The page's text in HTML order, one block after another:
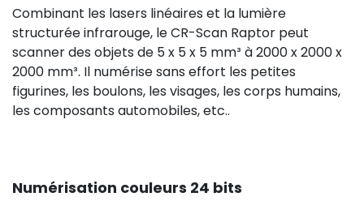
Combinant les lasers linéaires et la lumière
structurée infrarouge, le CR-Scan Raptor peut
scanner des objets de 5 x 5 x 5 mm³ à 2000 x 2000 x
2000 mm³. Il numérise sans effort les petites
figurines, les boulons, les visages, les corps humains,
les composants automobiles, etc..
Numérisation couleurs 24 bits